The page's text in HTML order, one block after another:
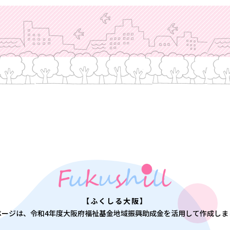
【ふくしる大阪】
ジは、令和4年度大阪府福祉基金地域振興助成金を活用して作成し